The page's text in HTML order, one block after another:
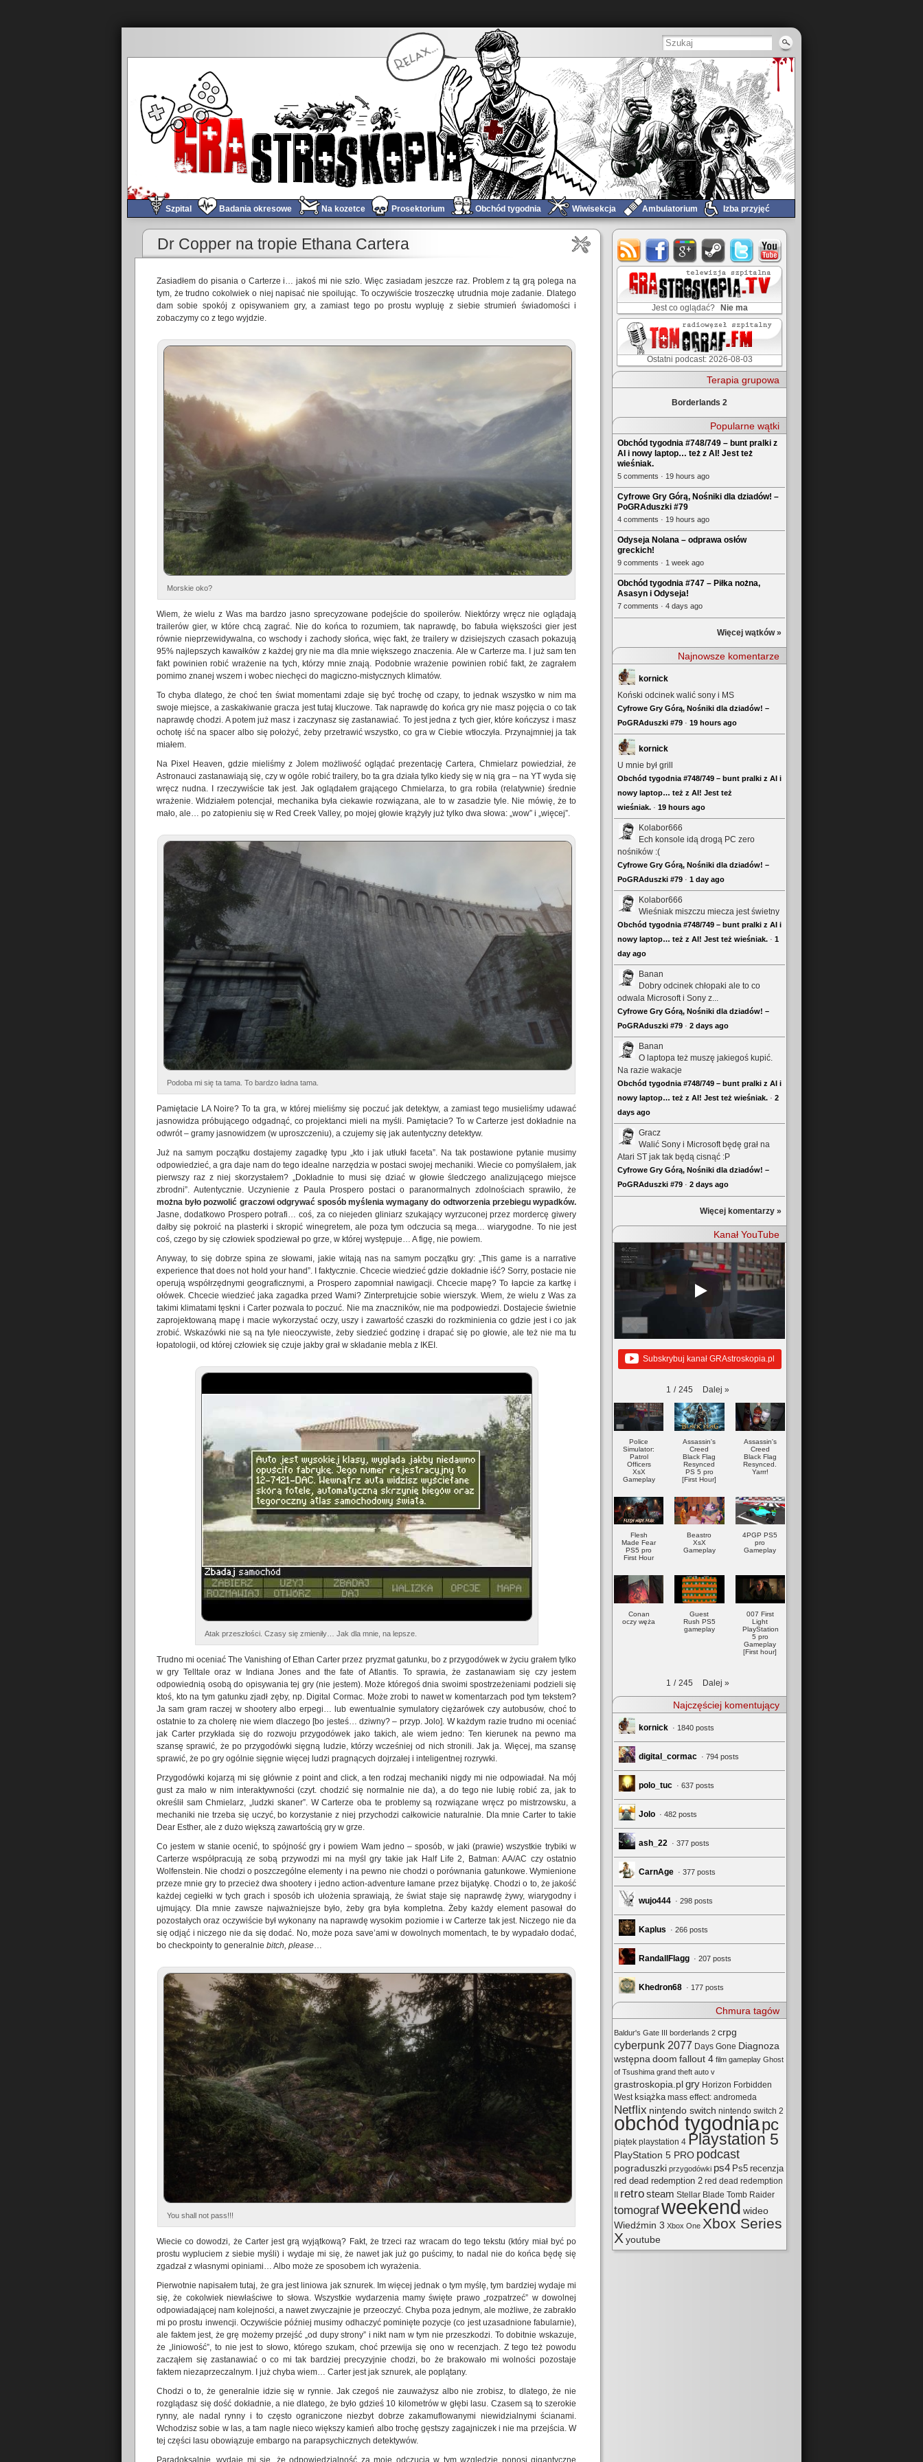
Szpital Badania okresowe Na kozetce Prosektorium Obchód tygodnia Wiwisekcja Ambulatorium Izba przyjęć
Obchód tygodnia #138 Obchód tygodnia #139»
Dr Copper na tropie Ethana Cartera
Zasiadłem do pisania o Carterze i… jakoś mi nie szło. Więc zasiadam jeszcze raz. Problem z tą grą polega na
tym, że trudno cokolwiek o niej napisać nie spoilując. To oczywiście troszeczkę utrudnia moje zadanie. Dlatego
dam sobie spokój z opisywaniem gry, a zamiast tego po prostu wypluję z siebie strumień świadomości i
zobaczymy co z tego wyjdzie.
Morskie oko?
Wiem, że wielu z Was ma bardzo jasno sprecyzowane podejście do spoilerów. Niektórzy wręcz nie oglądają
trailerów gier, w które chcą zagrać. Nie do końca to rozumiem, tak naprawdę, bo fabuła większości gier jest
równie nieprzewidywalna, co wschody i zachody słońca, więc fakt, że trailery w dzisiejszych czasach pokazują
95% najlepszych kawałków z każdej gry nie ma dla mnie większego znaczenia. Ale w Carterze ma. I już sam ten
fakt powinien robić wrażenie na tych, którzy mnie znają. Podobnie wrażenie powinien robić fakt, że zagrałem
pomimo znanej wszem i wobec niechęci do magiczno-mistycznych klimatów.
To chyba dlatego, że choć ten świat momentami zdaje się być trochę od czapy, to jednak wszystko w nim ma
swoje miejsce, a zaskakiwanie gracza jest tutaj kluczowe. Tak naprawdę do końca gry nie masz pojęcia o co tak
naprawdę chodzi. A potem już masz i zaczynasz się zastanawiać. To jest jedna z tych gier, które kończysz i masz
ochotę iść na spacer albo się położyć, żeby przetrawić wszystko, co gra w Ciebie wtłoczyła. Przynajmniej ja tak
miałem.
Na Pixel Heaven, gdzie mieliśmy z Jolem możliwość oglądać prezentację Cartera, Chmielarz powiedział, że
Astronauci zastanawiają się, czy w ogóle robić trailery, bo ta gra działa tylko kiedy się w nią gra – na YT wyda się
wręcz nudna. I rzeczywiście tak jest. Jak oglądałem grającego Chmielarza, to gra robiła (relatywnie) średnie
wrażenie. Widziałem potencjał, mechanika była ciekawie rozwiązana, ale to w zasadzie tyle. Nie mówię, że to
mało, ale… po zatopieniu się w Red Creek Valley, po mojej głowie krążyły już tylko dwa słowa: „wow” i „więcej”.
Podoba mi się ta tama. To bardzo ładna tama.
Pamiętacie LA Noire? To ta gra, w której mieliśmy się poczuć jak detektyw, a zamiast tego musieliśmy udawać
jasnowidza próbującego odgadnąć, co projektanci mieli na myśli. Pamiętacie? To w Carterze jest dokładnie na
odwrót – gramy jasnowidzem (w uproszczeniu), a czujemy się jak autentyczny detektyw.
Już na samym początku dostajemy zagadkę typu „kto i jak utłukł faceta”. Na tak postawione pytanie musimy
odpowiedzieć, a gra daje nam do tego idealne narzędzia w postaci swojej mechaniki. Wiecie co pomyślałem, jak
pierwszy raz z niej skorzystałem? „Dokładnie to musi się dziać w głowie śledczego analizującego miejsce
zbrodni”. Autentycznie. Uczynienie z Paula Prospero postaci o paranormalnych zdolnościach sprawiło, że
można było pozwolić graczowi odgrywać sposób myślenia wymagany do odtworzenia przebiegu wypadków.
Jasne, dodatkowo Prospero potrafi… coś, za co niejeden gliniarz szukający wyrzuconej przez mordercę giwery
dałby się pokroić na plasterki i skropić winegretem, ale poza tym odczucia są mega… wiarygodne. To nie jest
coś, czego by się człowiek spodziewał po grze, w której występuje… A figę, nie powiem.
Anyway, to się dobrze spina ze słowami, jakie witają nas na samym początku gry: „This game is a narrative
experience that does not hold your hand”. I faktycznie. Chcecie wiedzieć gdzie dokładnie iść? Sorry, postacie nie
operują współrzędnymi geograficznymi, a Prospero zapomniał nawigacji. Chcecie mapę? To łapcie za kartkę i
ołówek. Chcecie wiedzieć jaka zagadka przed Wami? Zinterpretujcie sobie wierszyk. Wiem, że wielu z Was za
takimi klimatami tęskni i Carter pozwala to poczuć. Nie ma znaczników, nie ma podpowiedzi. Dostajecie świetnie
zaprojektowaną mapę i macie wykorzystać oczy, uszy i zawartość czaszki do rozkminienia co gdzie jest i co jak
zrobić. Wskazówki nie są na tyle nieoczywiste, żeby siedzieć godzinę i drapać się po głowie, ale też nie ma tu
łopatologii, od której człowiek się czuje jakby grał w składanie mebla z IKEI.
Atak przeszłości. Czasy się zmieniły… Jak dla mnie, na lepsze.
Trudno mi oceniać The Vanishing of Ethan Carter przez pryzmat gatunku, bo z przygodówek w życiu grałem tylko
w gry Telltale oraz w Indiana Jones and the fate of Atlantis. To sprawia, że zastanawiam się czy jestem
odpowiednią osobą do opisywania tej gry (nie jestem). Może któregoś dnia swoimi spostrzeżeniami podzieli się
ktoś, kto na tym gatunku zjadł zęby, np. Digital Cormac. Może zrobi to nawet w komentarzach pod tym tekstem?
Ja sam gram raczej w shootery albo erpegi… lub ewentualnie symulatory ciężarówek czy autobusów, choć to
ostatnie to za cholerę nie wiem dlaczego [bo jesteś… dziwny? – przyp. Jolo]. W każdym razie trudno mi oceniać
jak Carter przykłada się do rozwoju przygodówek jako takich, ale wiem jedno: Ten kierunek na pewno ma
szansę sprawić, że po przygodówki sięgną ludzie, którzy wcześniej od nich stronili. Jak ja. Więcej, ma szansę
sprawić, że po gry ogólnie sięgnie więcej ludzi pragnących dojrzałej i inteligentnej rozrywki.
Przygodówki kojarzą mi się głównie z point and click, a ten rodzaj mechaniki nigdy mi nie odpowiadał. Na mój
gust za mało w nim interaktywności (czyt. chodzić się normalnie nie da), a do tego nie lubię robić za, jak to
określił sam Chmielarz, „ludzki skaner”. W Carterze oba te problemy są rozwiązane wręcz po mistrzowsku, a
mechaniki nie trzeba się uczyć, bo korzystanie z niej przychodzi całkowicie naturalnie. Dla mnie Carter to takie
Dear Esther, ale z dużo większą zawartością gry w grze.
Co jestem w stanie ocenić, to spójność gry i powiem Wam jedno – sposób, w jaki (prawie) wszystkie trybiki w
Carterze współpracują ze sobą przywodzi mi na myśl gry takie jak Half Life 2, Batman: AA/AC czy ostatnio
Wolfenstein. Nie chodzi o poszczególne elementy i na pewno nie chodzi o porównania gatunkowe. Wymienione
przeze mnie gry to przecież dwa shootery i jedno action-adventure łamane przez bijatykę. Chodzi o to, że jakość
każdej cegiełki w tych grach i sposób ich ułożenia sprawiają, że świat staje się naprawdę żywy, wiarygodny i
ujmujący. Dla mnie zawsze najważniejsze było, żeby gra była kompletna. Żeby każdy element pasował do
pozostałych oraz oczywiście był wykonany na naprawdę wysokim poziomie i w Carterze tak jest. Niczego nie da
się odjąć i niczego nie da się dodać. No, może poza save’ami w dowolnych momentach, te by wypadało dodać,
bo checkpointy to generalnie bitch, please…
You shall not pass!!!
Wiecie co dowodzi, że Carter jest grą wyjątkową? Fakt, że trzeci raz wracam do tego tekstu (który miał być po
prostu wypluciem z siebie myśli) i wydaje mi się, że nawet jak już go puścimy, to nadal nie do końca będę się
zgadzał z własnymi opiniami… Albo może ze sposobem ich wyrażenia.
Pierwotnie napisałem tutaj, że gra jest liniowa jak sznurek. Im więcej jednak o tym myślę, tym bardziej wydaje mi
się, że cokolwiek niewłaściwe to słowa. Wszystkie wydarzenia mamy święte prawo „rozpatrzeć” w dowolnej
odpowiadającej nam kolejności, a nawet zwyczajnie je przeoczyć. Chyba poza jednym, ale możliwe, że zabrakło
mi po prostu inwencji. Oczywiście później musimy odhaczyć pominięte pozycje (co jest uzasadnione fabularnie),
ale faktem jest, że grę możemy przejść „od dupy strony” i nikt nam w tym nie przeszkodzi. To dobitnie wskazuje,
że „liniowość”, to nie jest to słowo, którego szukam, choć przewija się ono w recenzjach. Z tego też powodu
zacząłem się zastanawiać o co mi tak bardziej precyzyjnie chodzi, bo że brakowało mi wolności pozostaje
faktem niezaprzeczalnym. I już chyba wiem… Carter jest jak sznurek, ale poplątany.
Chodzi o to, że generalnie idzie się w rynnie. Jak czegoś nie zauważysz albo nie zrobisz, to dlatego, że nie
rozglądasz się dość dokładnie, a nie dlatego, że było gdzieś 10 kilometrów w głębi lasu. Czasem są to szerokie
rynny, ale nadal rynny i to często ograniczone niezbyt dobrze zakamuflowanymi niewidzialnymi ścianami.
Wchodzisz sobie w las, a tam nagle nieco większy kamień albo trochę gęstszy zagajniczek i nie ma przejścia. W
tej części lasu obowiązuje embargo na parapsychicznych detektywów.
Paradoksalnie, wydaje mi się, że odpowiedzialność za moje odczucia w tym względzie ponosi gigantyczne
Jest co oglądać? Nie ma
Ostatni podcast: 2026-08-03
Terapia grupowa
Borderlands 2
Popularne wątki
Obchód tygodnia #748/749 – bunt pralki z
AI i nowy laptop… też z AI! Jest też
wieśniak.
5 comments · 19 hours ago
Cyfrowe Gry Górą, Nośniki dla dziadów! –
PoGRAduszki #79
4 comments · 19 hours ago
Odyseja Nolana – odprawa osłów
greckich!
9 comments · 1 week ago
Obchód tygodnia #747 – Piłka nożna,
Asasyn i Odyseja!
7 comments · 4 days ago
Więcej wątków »
Najnowsze komentarze
kornick
Koński odcinek walić sony i MS
Cyfrowe Gry Górą, Nośniki dla dziadów! –
PoGRAduszki #79 · 19 hours ago
kornick
U mnie był grill
Obchód tygodnia #748/749 – bunt pralki z AI i
nowy laptop… też z AI! Jest też
wieśniak. · 19 hours ago
Kolabor666
Ech konsole idą drogą PC zero
nośników :(
Cyfrowe Gry Górą, Nośniki dla dziadów! –
PoGRAduszki #79 · 1 day ago
Kolabor666
Wieśniak miszczu miecza jest świetny
Obchód tygodnia #748/749 – bunt pralki z AI i
nowy laptop… też z AI! Jest też wieśniak. · 1
day ago
Banan
Dobry odcinek chłopaki ale to co
odwala Microsoft i Sony z...
Cyfrowe Gry Górą, Nośniki dla dziadów! –
PoGRAduszki #79 · 2 days ago
Banan
O laptopa też muszę jakiegoś kupić.
Na razie wakacje
Obchód tygodnia #748/749 – bunt pralki z AI i
nowy laptop… też z AI! Jest też wieśniak. · 2
days ago
Gracz
Walić Sony i Microsoft będę grał na
Atari ST jak tak będą cisnąć :P
Cyfrowe Gry Górą, Nośniki dla dziadów! –
PoGRAduszki #79 · 2 days ago
Więcej komentarzy »
Kanał YouTube
Subskrybuj kanał GRAstroskopia.pl
1 / 245 Dalej »
Police
Simulator:
Patrol
Officers
XsX
Gameplay
Assassin's
Creed
Black Flag
Resynced
PS 5 pro
[First Hour]
Assassin's
Creed
Black Flag
Resynced.
Yarrr!
Flesh
Made Fear
PS5 pro
First Hour
Beastro
XsX
Gameplay
4PGP PS5
pro
Gameplay
Conan
oczy węża
Guest
Rush PS5
gameplay
007 First
Light
PlayStation
5 pro
Gameplay
[First hour]
1 / 245 Dalej »
Najczęściej komentujący
kornick · 1840 posts
digital_cormac · 794 posts
polo_tuc · 637 posts
Jolo · 482 posts
ash_22 · 377 posts
CarnAge · 377 posts
wujo444 · 298 posts
Kaplus · 266 posts
RandallFlagg · 207 posts
Khedron68 · 177 posts
Chmura tagów
Baldur's Gate III borderlands 2 crpg
cyberpunk 2077 Days Gone Diagnoza
wstępnadoom fallout 4 film gameplay Ghost
of Tsushima grand theft auto v
grastroskopia.pl gry Horizon Forbidden
West książka mass effect: andromeda
Netflix nintendo switch nintendo switch 2
obchód tygodniapc
piątek playstation 4 Playstation 5
PlayStation 5 PRO podcast
pograduszki przygodówki ps4 Ps5 recenzja
red dead redemption 2 red dead redemption
retrosteam Stellar Blade Tomb Raider
tomografweekend wideo
Wiedźmin 3 Xbox One Xbox Series
X youtube